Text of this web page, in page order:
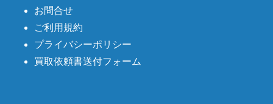
お問合せ
ご利用規約
プライバシーポリシー
買取依頼書送付フォーム